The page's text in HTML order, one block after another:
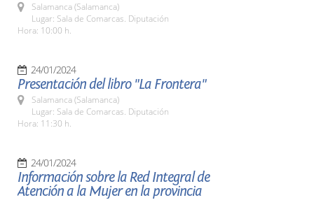
Salamanca (Salamanca)
Lugar: Sala de Comarcas. Diputación
Hora: 10:00 h.
24/01/2024
Presentación del libro "La Frontera"
Salamanca (Salamanca)
Lugar: Sala de Comarcas. Diputación
Hora: 11:30 h.
24/01/2024
Información sobre la Red Integral de
Atención a la Mujer en la provincia